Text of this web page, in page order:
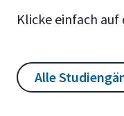
Klicke einfach auf
Alle